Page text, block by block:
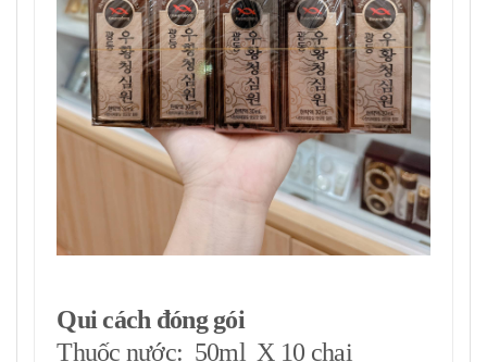
Qui cách đóng gói
Thuốc nước: 50ml X 10 chai